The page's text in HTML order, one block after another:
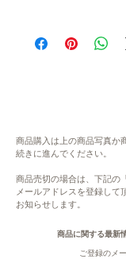
メロン
お召し上がり方
到着後2〜3日程度が
す。お好みで追熟さ
い。食べる直前に冷
おすすめレコメン動画
ますが、欠品の場合
ただき、キャンセル
い。大変ご不便をお
ご理解・ご協力賜り
商品購入は上の商品写真か
続きに進んでください。
商品売切の場合は、下記の
メールアドレスを登録して
お知らせします。
商品に関する最新
ご登録のメ